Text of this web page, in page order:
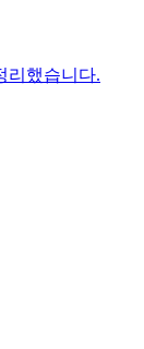
리했습니다.